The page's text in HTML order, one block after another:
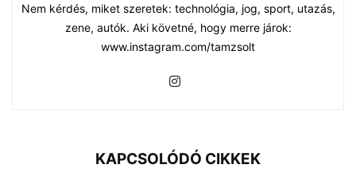
Nem kérdés, miket szeretek: technológia, jog, sport, utazás,
zene, autók. Aki követné, hogy merre járok:
www.instagram.com/tamzsolt
KAPCSOLÓDÓ CIKKEK